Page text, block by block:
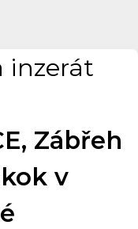
inzerát
Zábřeh
v